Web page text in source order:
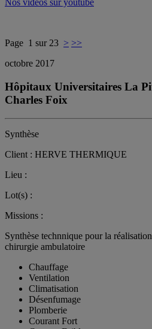
Nos vidéos sur youtube
Page 1 sur 23 > >>
octobre 2017
Hôpitaux Universitaires La
Charles Foix
Synthèse
Client : HERVE THERMIQUE
Lieu :
Lot(s) :
Missions :
Synthèse technnique pour la
chirurgie ambulatoire
Chauffage
Ventilation
Climatisation
Désenfumage
Plomberie
Courant Fort